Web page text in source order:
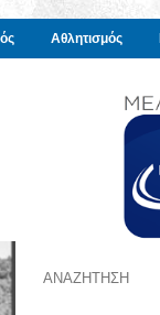
Αθλητισμός